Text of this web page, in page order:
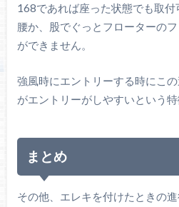
168であれば座った状態でも取
腰か、股でぐっとフローターの
ができません。
強風時にエントリーする時にこ
がエントリーがしやすいという特
まとめ
その他、エレキを付けたときの